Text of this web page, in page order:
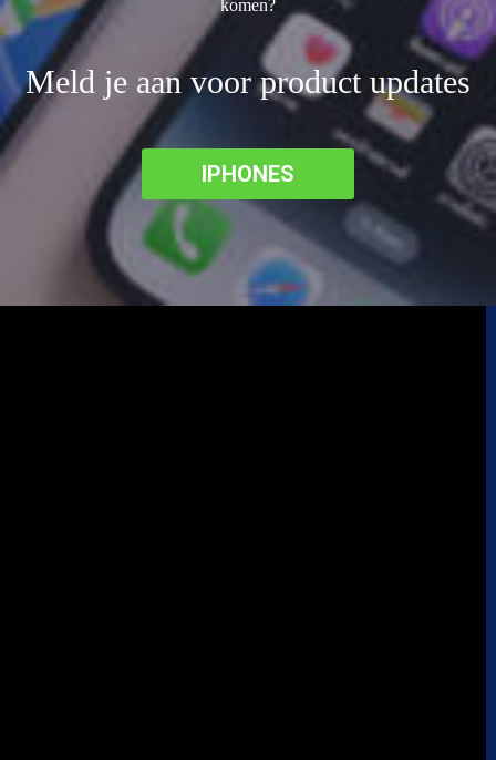
komen?
Meld je aan voor product updates
IPHONES